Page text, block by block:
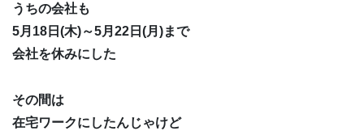
うちの会社も
5月18日(木)～5月22日(月)まで
会社を休みにした
その間は
在宅ワークにしたんじゃけど